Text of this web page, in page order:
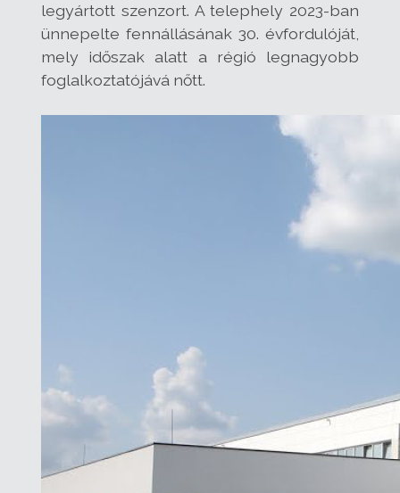
legyártott szenzort. A telephely 2023-ban
ünnepelte fennállásának 30. évfordulóját,
mely időszak alatt a régió legnagyobb
foglalkoztatójává nőtt.